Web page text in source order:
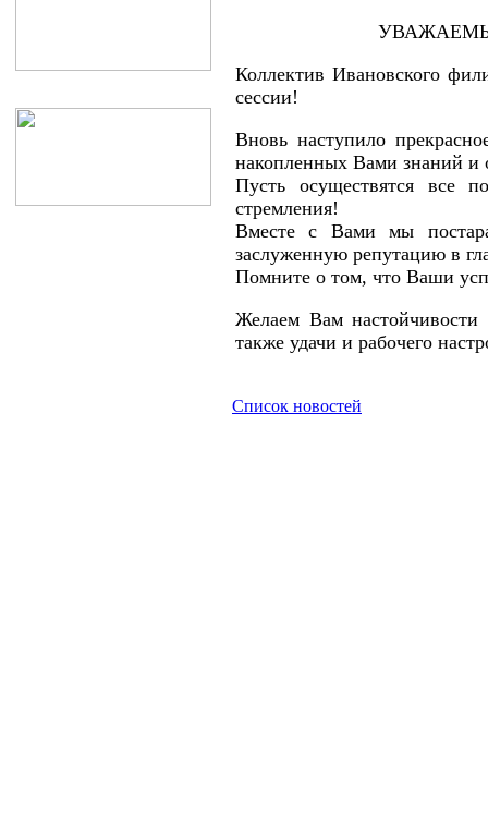
Коллектив Ивановского
сессии!
Вновь наступило
накопленных Вами знаний и
Пусть осуществятся все
стремления!
Вместе с Вами мы
заслуженную репутацию в
Помните о том, что Ваши
Желаем Вам настойчивости
также удачи и рабочего
Список новостей